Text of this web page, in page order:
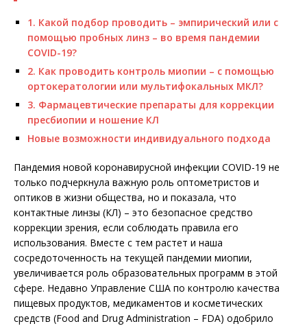
1. Какой подбор проводить – эмпирический или с
помощью пробных линз – во время пандемии
COVID-19?
2. Как проводить контроль миопии – с помощью
ортокератологии или мультифокальных МКЛ?
3. Фармацевтические препараты для коррекции
пресбиопии и ношение КЛ
Новые возможности индивидуального подхода
Пандемия новой коронавирусной инфекции COVID-19 не
только подчеркнула важную роль оптометристов и
оптиков в жизни общества, но и показала, что
контактные линзы (КЛ) – это безопасное средство
коррекции зрения, если соблюдать правила его
использования. Вместе с тем растет и наша
сосредоточенность на текущей пандемии мио­пии,
увеличивается роль образовательных программ в этой
сфере. Недавно Управление США по контролю качества
пищевых продуктов, медикаментов и косметических
средств (Food and Drug Administration – FDA) одоб­рило